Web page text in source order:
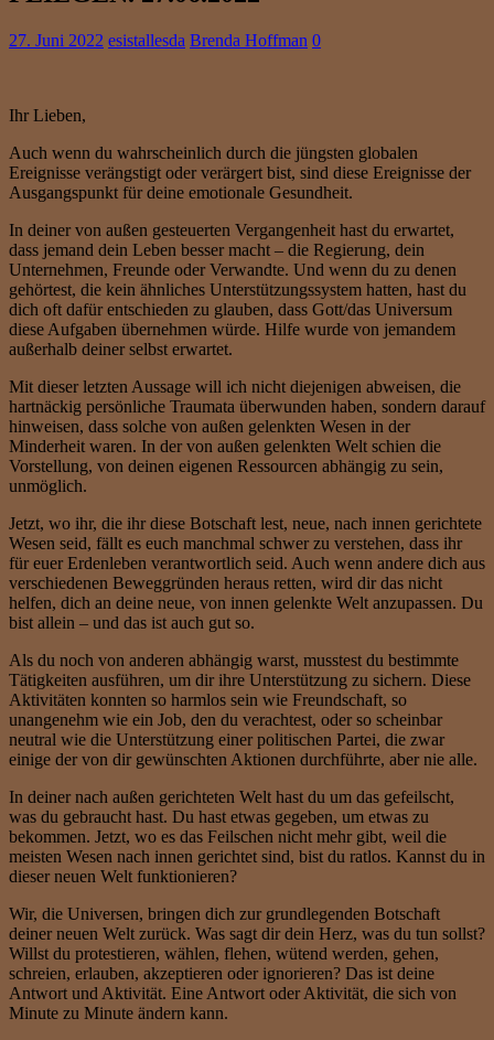
27. Juni 2022 esistallesda Brenda Hoffman 0
Ihr Lieben,
Auch wenn du wahrscheinlich durch die jüngsten globalen
Ereignisse verängstigt oder verärgert bist, sind diese Ereignisse der
Ausgangspunkt für deine emotionale Gesundheit.
In deiner von außen gesteuerten Vergangenheit hast du erwartet,
dass jemand dein Leben besser macht – die Regierung, dein
Unternehmen, Freunde oder Verwandte. Und wenn du zu denen
gehörtest, die kein ähnliches Unterstützungssystem hatten, hast du
dich oft dafür entschieden zu glauben, dass Gott/das Universum
diese Aufgaben übernehmen würde. Hilfe wurde von jemandem
außerhalb deiner selbst erwartet.
Mit dieser letzten Aussage will ich nicht diejenigen abweisen, die
hartnäckig persönliche Traumata überwunden haben, sondern darauf
hinweisen, dass solche von außen gelenkten Wesen in der
Minderheit waren. In der von außen gelenkten Welt schien die
Vorstellung, von deinen eigenen Ressourcen abhängig zu sein,
unmöglich.
Jetzt, wo ihr, die ihr diese Botschaft lest, neue, nach innen gerichtete
Wesen seid, fällt es euch manchmal schwer zu verstehen, dass ihr
für euer Erdenleben verantwortlich seid. Auch wenn andere dich aus
verschiedenen Beweggründen heraus retten, wird dir das nicht
helfen, dich an deine neue, von innen gelenkte Welt anzupassen. Du
bist allein – und das ist auch gut so.
Als du noch von anderen abhängig warst, musstest du bestimmte
Tätigkeiten ausführen, um dir ihre Unterstützung zu sichern. Diese
Aktivitäten konnten so harmlos sein wie Freundschaft, so
unangenehm wie ein Job, den du verachtest, oder so scheinbar
neutral wie die Unterstützung einer politischen Partei, die zwar
einige der von dir gewünschten Aktionen durchführte, aber nie alle.
In deiner nach außen gerichteten Welt hast du um das gefeilscht,
was du gebraucht hast. Du hast etwas gegeben, um etwas zu
bekommen. Jetzt, wo es das Feilschen nicht mehr gibt, weil die
meisten Wesen nach innen gerichtet sind, bist du ratlos. Kannst du in
dieser neuen Welt funktionieren?
Wir, die Universen, bringen dich zur grundlegenden Botschaft
deiner neuen Welt zurück. Was sagt dir dein Herz, was du tun sollst?
Willst du protestieren, wählen, flehen, wütend werden, gehen,
schreien, erlauben, akzeptieren oder ignorieren? Das ist deine
Antwort und Aktivität. Eine Antwort oder Aktivität, die sich von
Minute zu Minute ändern kann.